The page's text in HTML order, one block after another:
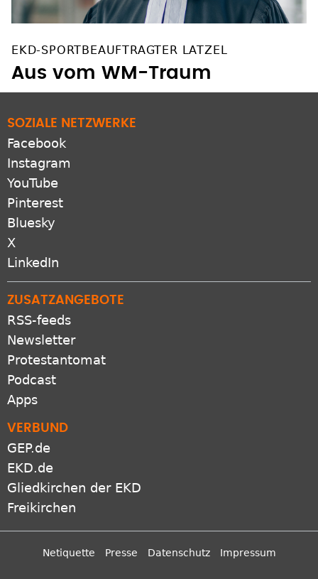
EKD-SPORTBEAUFTRAGTER LATZEL
Aus vom WM-Traum
SOZIALE NETZWERKE
Facebook
Instagram
YouTube
Pinterest
Bluesky
X
LinkedIn
ZUSATZANGEBOTE
RSS-feeds
Newsletter
Protestantomat
Podcast
Apps
VERBUND
GEP.de
EKD.de
Gliedkirchen der EKD
Freikirchen
Netiquette Presse Datenschutz Impressum